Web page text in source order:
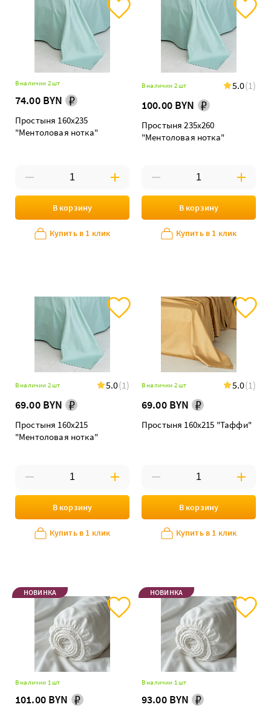
В наличии 2 шт
74.00 BYN
Простыня 160х235
"Ментоловая нотка"
В корзину
Купить в 1 клик
В наличии 2 шт 5.0(1)
100.00 BYN
Простыня 235х260
"Ментоловая нотка"
В корзину
Купить в 1 клик
В наличии 2 шт 5.0(1)
69.00 BYN
Простыня 160х215
"Ментоловая нотка"
В корзину
Купить в 1 клик
В наличии 2 шт 5.0(1)
69.00 BYN
Простыня 160х215 "Таффи"
В корзину
Купить в 1 клик
НОВИНКА
В наличии 1 шт
101.00 BYN
НОВИНКА
В наличии 1 шт
93.00 BYN